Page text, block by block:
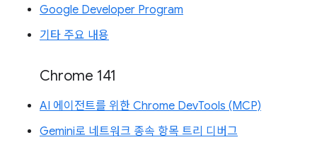
Google Developer Program
기타 주요 내용
Chrome 141
AI 에이전트를 위한 Chrome DevTools (MCP)
Gemini로 네트워크 종속 항목 트리 디버그